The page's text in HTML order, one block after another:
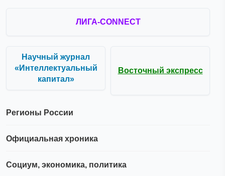
ЛИГА-CONNECT
Научный журнал
«Интеллектуальный
капитал»
Восточный экспресс
Регионы России
Официальная хроника
Социум, экономика, политика